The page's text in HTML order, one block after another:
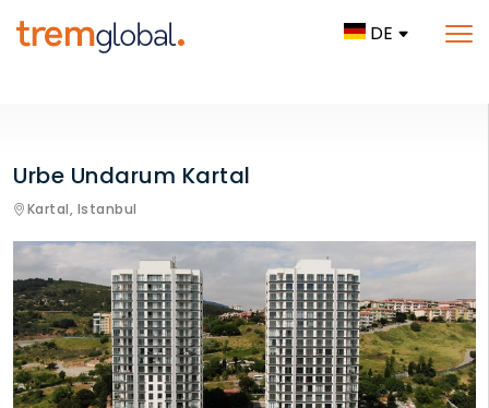
DE
Urbe Undarum Kartal
Kartal, Istanbul